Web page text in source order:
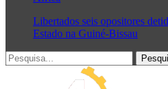
Libertados seis opositores
Estado na Guiné-Bissau